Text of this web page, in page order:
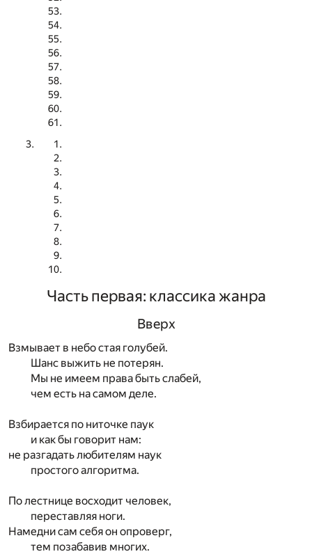
Часть первая: классика жанра
Вверх
Взмывает в небо стая голубей.
Шанс выжить не потерян.
Мы не имеем права быть слабей,
чем есть на самом деле.
Взбирается по ниточке паук
и как бы говорит нам:
не разгадать любителям наук
простого алгоритма.
По лестнице восходит человек,
переставляя ноги.
Намедни сам себя он опроверг,
тем позабавив многих.